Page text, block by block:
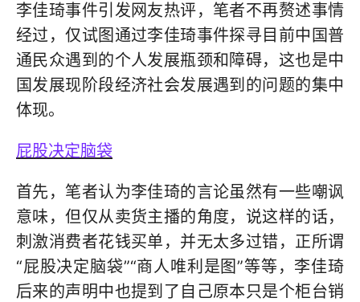
李佳琦事件引发网友热评，笔者不再赘述事情
经过，仅试图通过李佳琦事件探寻目前中国普
通民众遇到的个人发展瓶颈和障碍，这也是中
国发展现阶段经济社会发展遇到的问题的集中
体现。
屁股决定脑袋
首先，笔者认为李佳琦的言论虽然有一些嘲讽
意味，但仅从卖货主播的角度，说这样的话，
刺激消费者花钱买单，并无太多过错，正所谓
“屁股决定脑袋”“商人唯利是图”等等，李佳琦
后来的声明中也提到了自己原本只是个柜台销